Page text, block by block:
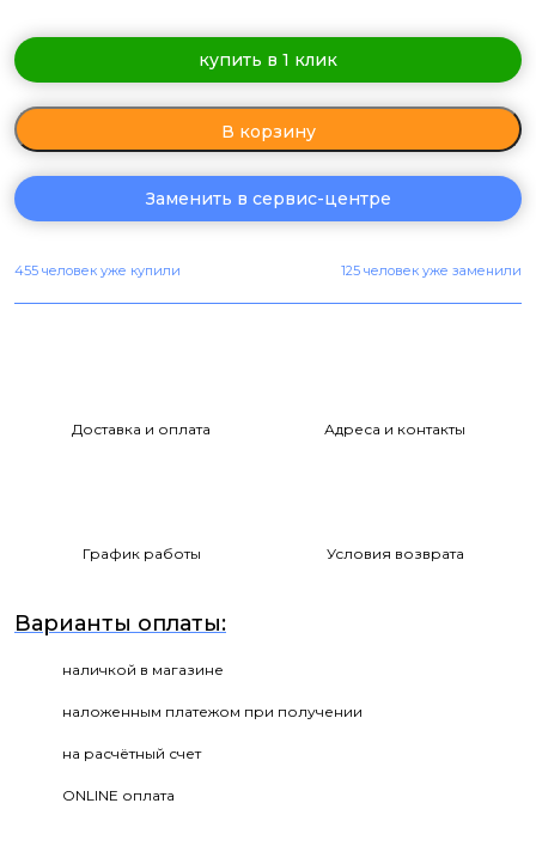
купить в 1 клик
В корзину
Заменить в сервис-центре
455 человек уже купили 125 человек уже заменили
Доставка и оплата Адреса и контакты
График работы Условия возврата
Варианты оплаты:
наличкой в магазине
наложенным платежом при получении
на расчётный счет
ONLINE оплата